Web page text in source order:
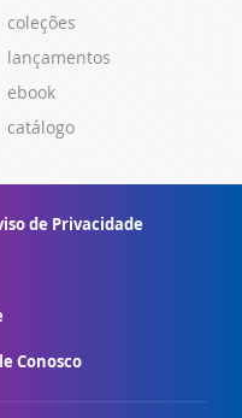
coleções
lançamentos
ebook
catálogo
de Privacidade
Conosco